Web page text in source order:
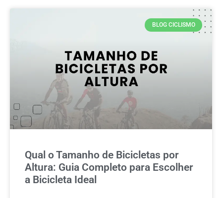
BLOG CICLISMO
Qual o Tamanho de Bicicletas por
Altura: Guia Completo para Escolher
a Bicicleta Ideal